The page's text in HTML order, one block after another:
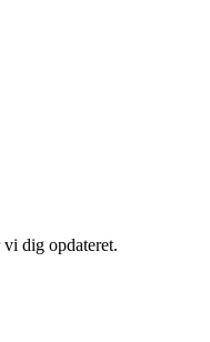
dig opdateret.